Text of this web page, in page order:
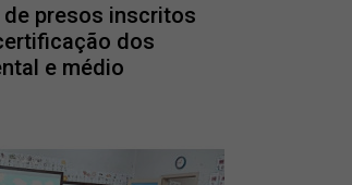
de presos inscritos
dos
e médio